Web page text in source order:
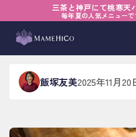
三茶と神戸にて桃寒天
毎年夏の人気メニューで
ブログ› 空間を整える› 任される
任されること、助け
飯塚友美2025年11月20